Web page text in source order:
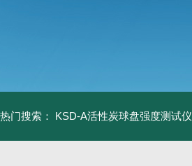
热门搜索： KSD-A活性炭球盘强度测试仪